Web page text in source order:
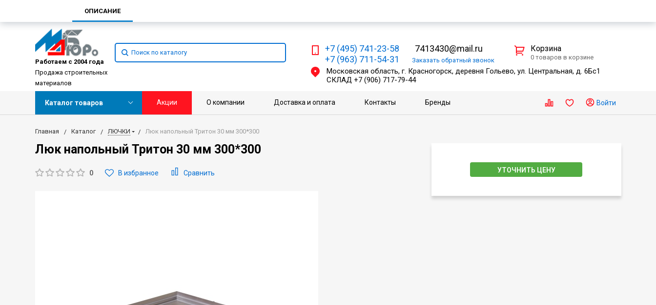
Работаем с 2004 года
Продажа строительных
материалов
+7 (495) 741-23-58
+7 (963) 711-54-31
7413430@mail.ru
Заказать обратный звонок
Московская область, г. Красногорск, деревня Гольево, ул. Центральная, д. 6Бс1
СКЛАД +7 (906) 717-79-44
Корзина
0 товаров в корзине
Каталог товаров Акции О компании Доставка и оплата Контакты Бренды Войти
Главная Каталог ЛЮЧКИ Люк напольный Тритон 30 мм 300*300
Люк напольный Тритон 30 мм 300*300
0 В избранное Сравнить УТОЧНИТЬ ЦЕНУ
ОПИСАНИЕ